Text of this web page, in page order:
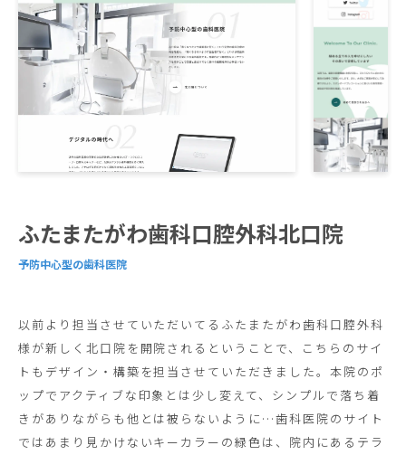
ふたまたがわ歯科口腔外科北口院
予防中心型の歯科医院
以前より担当させていただいてるふたまたがわ歯科口腔外科
様が新しく北口院を開院されるということで、こちらのサイ
トもデザイン・構築を担当させていただきました。本院のポ
ップでアクティブな印象とは少し変えて、シンプルで落ち着
きがありながらも他とは被らないように…歯科医院のサイト
ではあまり見かけないキーカラーの緑色は、院内にあるテラ